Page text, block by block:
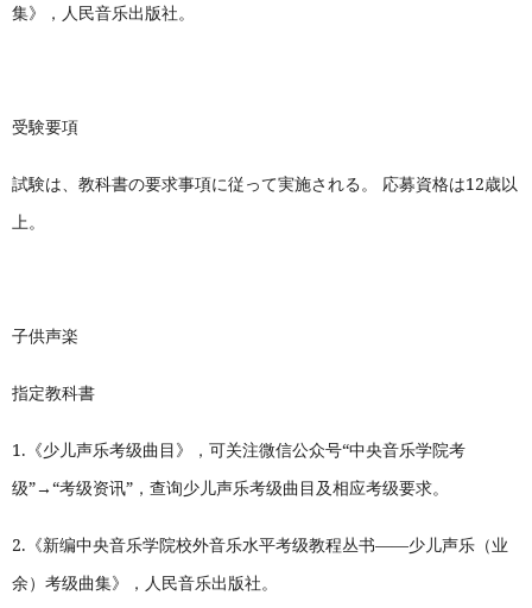
集》，人民音乐出版社。
受験要項
試験は、教科書の要求事項に従って実施される。 応募資格は12歳以
上。
子供声楽
指定教科書
1. 《少儿声乐考级曲目》，可关注微信公众号“中央音乐学院考
级”→“考级资讯”，查询少儿声乐考级曲目及相应考级要求。
2. 《新编中央音乐学院校外音乐水平考级教程丛书——少儿声乐（业
余）考级曲集》，人民音乐出版社。